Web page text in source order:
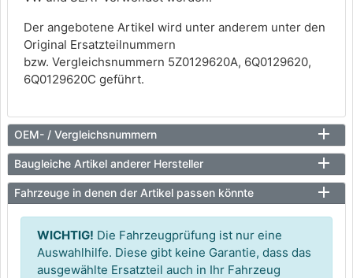
Der angebotene Artikel wird unter anderem unter den
Original Ersatzteilnummern
bzw. Vergleichsnummern 5Z0129620A, 6Q0129620,
6Q0129620C geführt.
OEM- / Vergleichsnummern
Baugleiche Artikel anderer Hersteller
Fahrzeuge in denen der Artikel passen könnte
WICHTIG! Die Fahrzeugprüfung ist nur eine
Auswahlhilfe. Diese gibt keine Garantie, dass das
ausgewählte Ersatzteil auch in Ihr Fahrzeug